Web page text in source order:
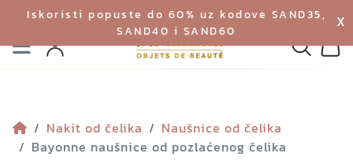
Iskoristi popuste do 60% uz kodove SAND35,
SAND40 i SAND60
X
Izbornik
Profil
Nakit od čelika
Naušnice od čelika
Bayonne naušnice od pozlaćenog čelika